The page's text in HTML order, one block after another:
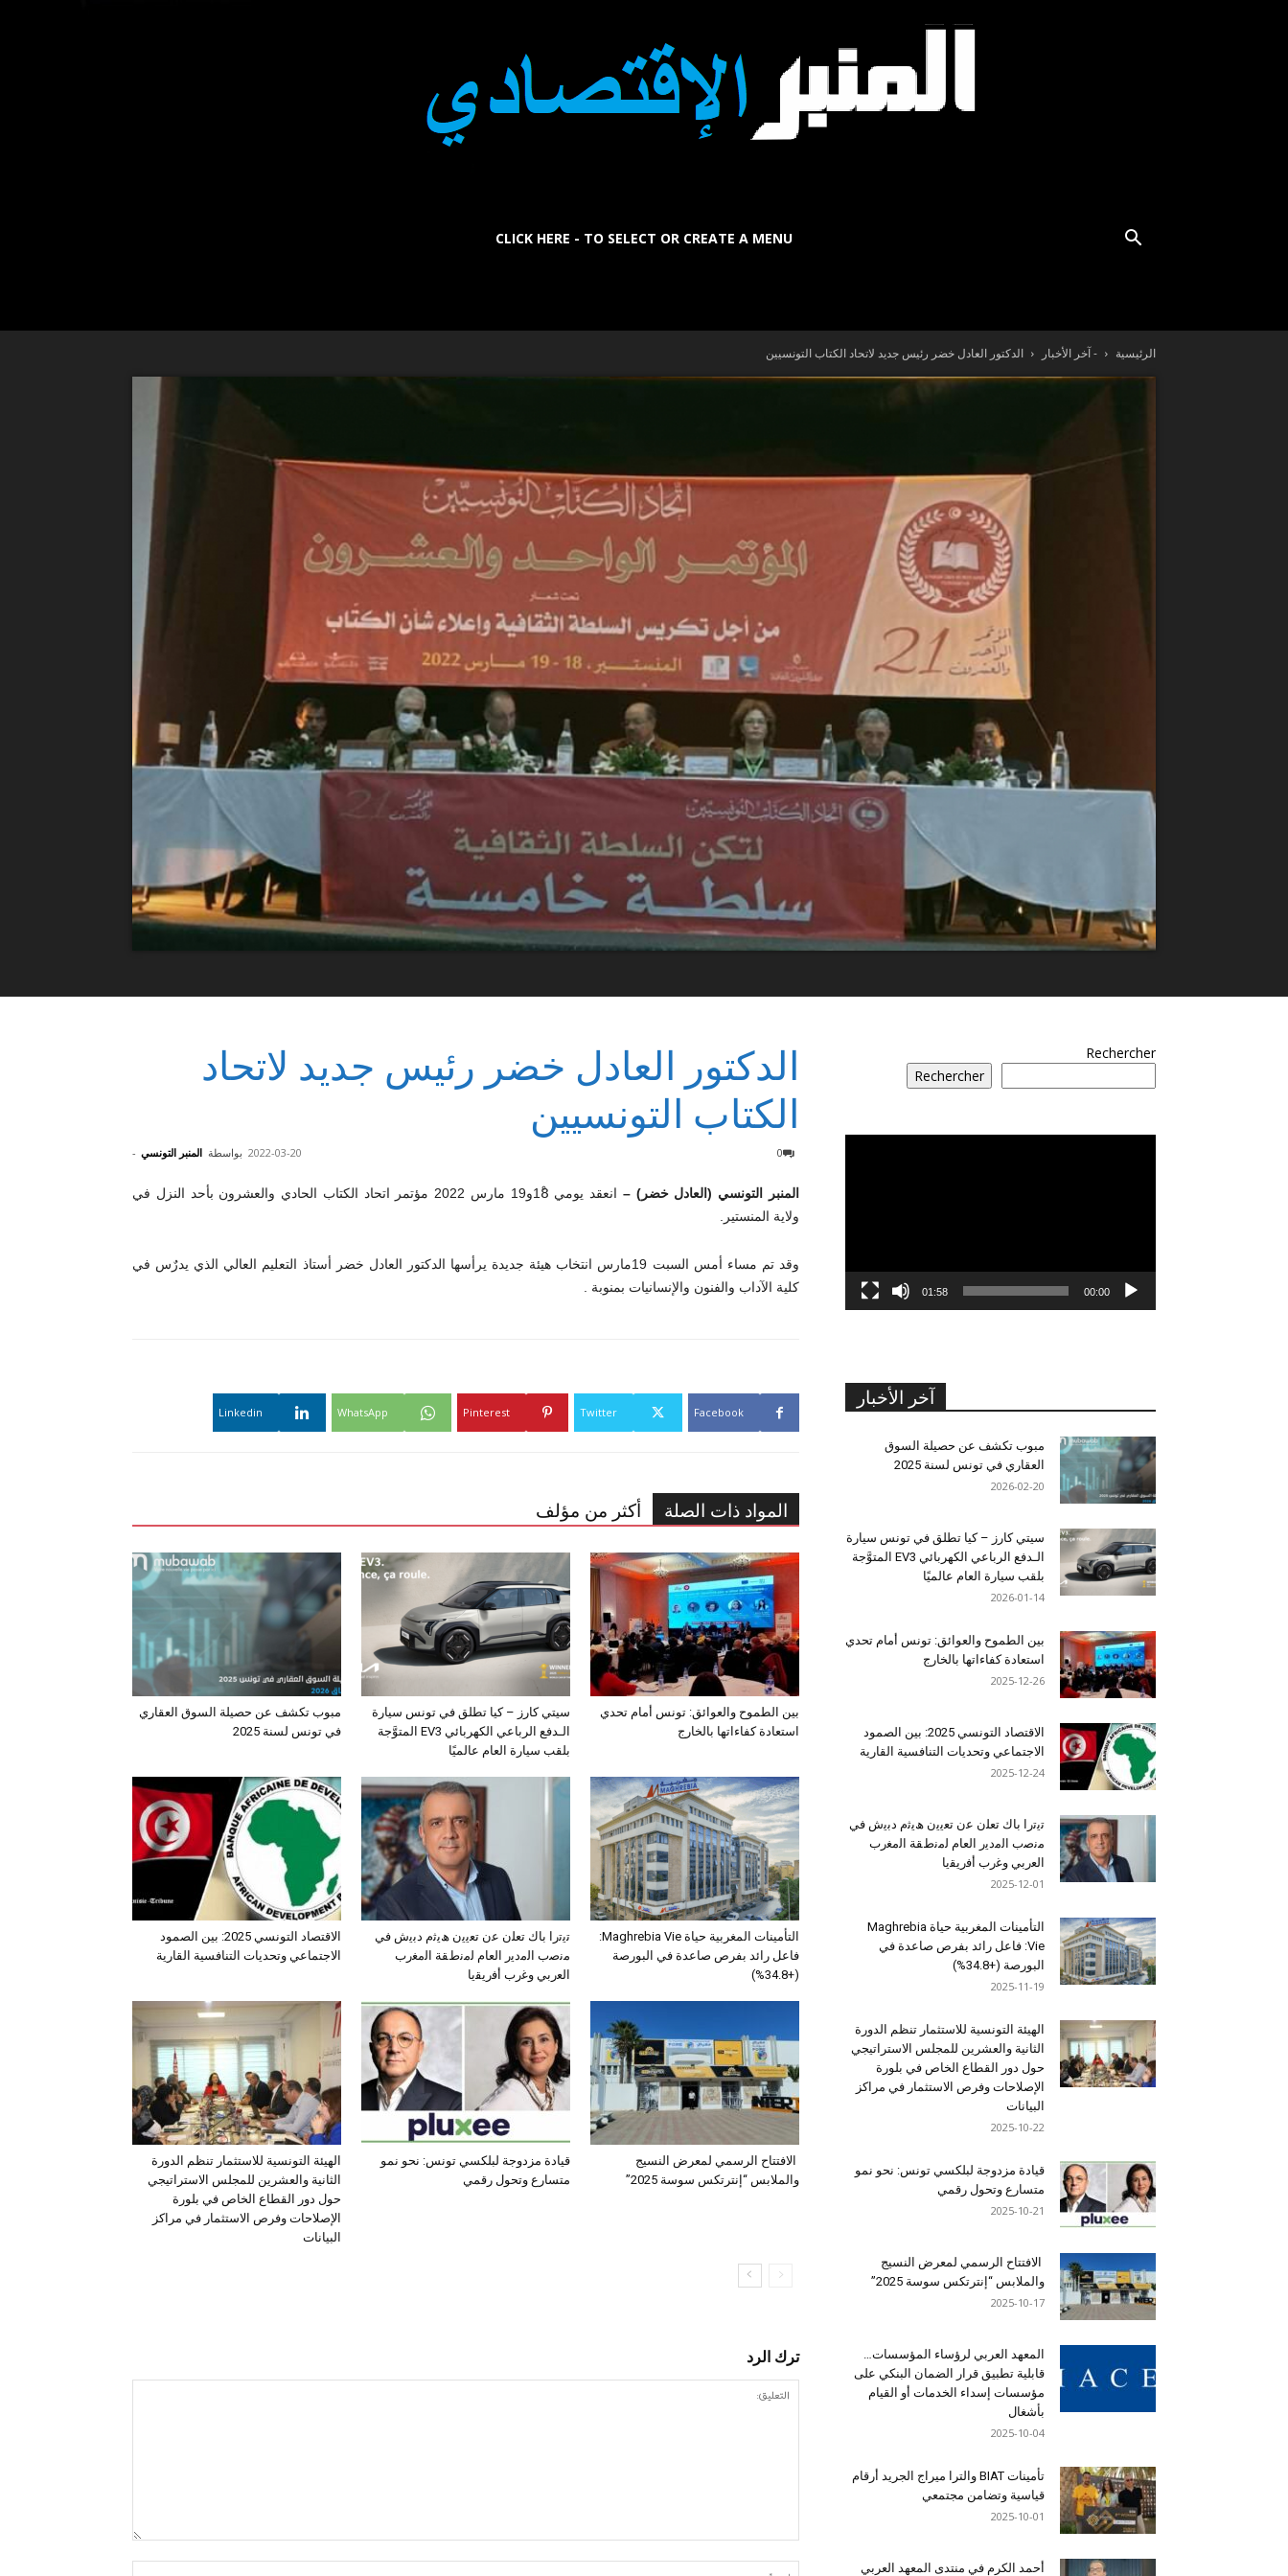
بالعربي
CLICK HERE - TO SELECT OR CREATE A MENU
الرئيسية - آخر الأخبار الدكتور العادل خضر رئيس جديد لاتحاد الكتاب التونسيين
الدكتور العادل خضر رئيس جديد لاتحاد
الكتاب التونسيين
بواسطة المنبر التونسي - 2022-03-20 0
المنبر التونسي (العادل خضر) –
انعقد يومي 18ْو19 مارس 2022 مؤتمر اتحاد الكتاب الحادي والعشرون بأحد النزل في
ولاية المنستير.
وقد تم مساء أمس السبت 19مارس انتخاب هيئة جديدة يرأسها الدكتور العادل خضر أستاذ التعليم العالي الذي يدرٌس في
كلية الآداب والفنون والإنسانيات بمنوبة .
Facebook
Twitter
Pinterest
WhatsApp
Linkedin
المواد ذات الصلة أكثر من مؤلف
مبوب تكشف عن حصيلة السوق العقاري
في تونس لسنة 2025
سيتي كارز – كيا تطلق في تونس سيارة
الـدفع الرباعي الكهربائي EV3 المتوَّجة
بلقب سيارة العام عالميًا
بين الطموح والعوائق: تونس أمام تحدي
استعادة كفاءاتها بالخارج
الاقتصاد التونسي 2025: بين الصمود
الاجتماعي وتحديات التنافسية القارية
ﺗﯾﺗرا ﺑﺎك ﺗﻌﻠن ﻋن ﺗﻌﯾﯾن ھﯾﺛم دﺑﯾش ﻓﻲ
ﻣﻧﺻب اﻟﻣدﯾر اﻟﻌﺎم ﻟﻣﻧطﻘﺔ اﻟﻣﻐرب
اﻟﻌرﺑﻲ وﻏرب أﻓرﯾﻘﯾﺎ
التأمينات المغربية حياة Maghrebia Vie:
فاعل رائد بفرص صاعدة في البورصة
(+34.8%)
الهيئة التونسية للاستثمار تنظم الدورة
الثانية والعشرين للمجلس الاستراتيجي
حول دور القطاع الخاص في بلورة
الإصلاحات وفرص الاستثمار في مراكز
البيانات
قيادة مزدوجة لبلكسي تونس: نحو نمو
متسارع وتحول رقمي
الافتتاح الرسمي لمعرض النسيج
والملابس “إنترتكس سوسة 2025”
ترك الرد
Rechercher
Rechercher
00:00
01:58
آخر الأخبار
مبوب تكشف عن حصيلة السوق
العقاري في تونس لسنة 2025
2026-02-20
سيتي كارز – كيا تطلق في تونس سيارة
الـدفع الرباعي الكهربائي EV3 المتوَّجة
بلقب سيارة العام عالميًا
2026-01-14
بين الطموح والعوائق: تونس أمام تحدي
استعادة كفاءاتها بالخارج
2025-12-26
الاقتصاد التونسي 2025: بين الصمود
الاجتماعي وتحديات التنافسية القارية
2025-12-24
ﺗﯾﺗرا ﺑﺎك ﺗﻌﻠن ﻋن ﺗﻌﯾﯾن ھﯾﺛم دﺑﯾش ﻓﻲ
ﻣﻧﺻب اﻟﻣدﯾر اﻟﻌﺎم ﻟﻣﻧطﻘﺔ اﻟﻣﻐرب
اﻟﻌرﺑﻲ وﻏرب أﻓرﯾﻘﯾﺎ
2025-12-01
التأمينات المغربية حياة Maghrebia
Vie: فاعل رائد بفرص صاعدة في
البورصة (+34.8%)
2025-11-19
الهيئة التونسية للاستثمار تنظم الدورة
الثانية والعشرين للمجلس الاستراتيجي
حول دور القطاع الخاص في بلورة
الإصلاحات وفرص الاستثمار في مراكز
البيانات
2025-10-22
قيادة مزدوجة لبلكسي تونس: نحو نمو
متسارع وتحول رقمي
2025-10-21
الافتتاح الرسمي لمعرض النسيج
والملابس “إنترتكس سوسة 2025”
2025-10-17
المعهد العربي لرؤساء المؤسسات…
قابلية تطبيق قرار الضمان البنكي على
مؤسسات إسداء الخدمات أو القيام
بأشغال
2025-10-04
تأمينات BIAT والترا ميراج الجريد أرقام
قياسية وتضامن مجتمعي
2025-10-01
أحمد الكرم في منتدى المعهد العربي